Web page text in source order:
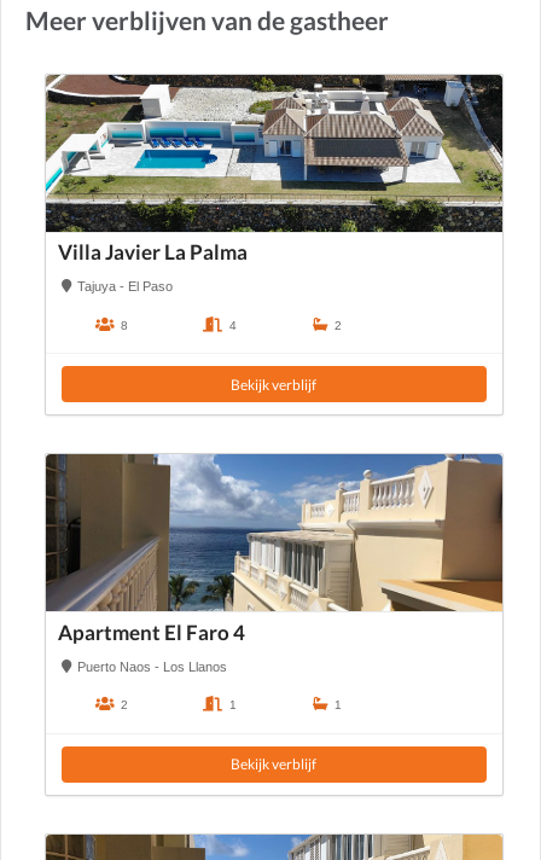
Meer verblijven van de gastheer
Villa Javier La Palma
Tajuya - El Paso
8 4 2
Bekijk verblijf
Apartment El Faro 4
Puerto Naos - Los Llanos
2 1 1
Bekijk verblijf